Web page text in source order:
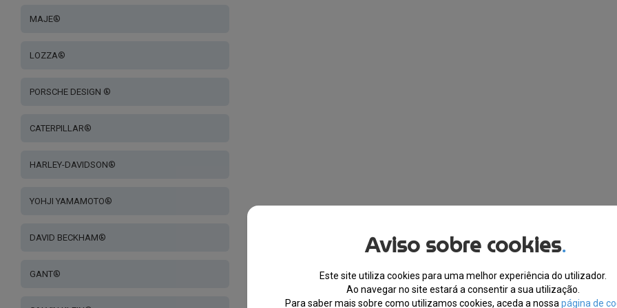
MAJE®
LOZZA®
PORSCHE DESIGN ®
CATERPILLAR®
HARLEY-DAVIDSON®
YOHJI YAMAMOTO®
DAVID BECKHAM®
GANT®
Aviso sobre cookies.
Este site utiliza cookies para uma melhor experiência do utilizador.
Ao navegar no site estará a consentir a sua utilização.
Para saber mais sobre como utilizamos cookies, aceda a nossa página de